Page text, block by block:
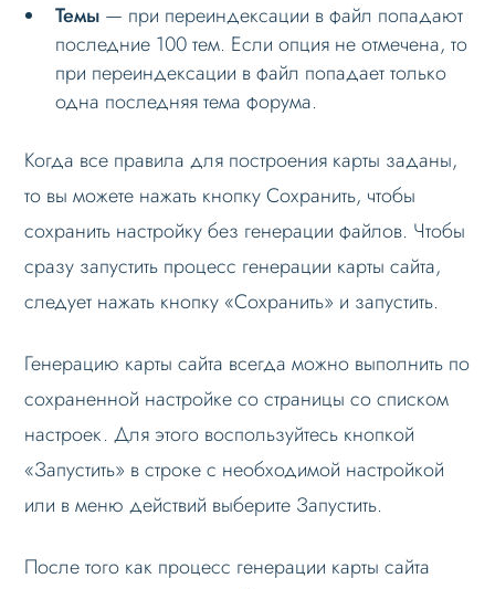
Темы — при переиндексации в файл попадают
последние 100 тем. Если опция не отмечена, то
при переиндексации в файл попадает только
одна последняя тема форума.
Когда все правила для построения карты заданы,
то вы можете нажать кнопку Сохранить, чтобы
сохранить настройку без генерации файлов. Чтобы
сразу запустить процесс генерации карты сайта,
следует нажать кнопку «Сохранить» и запустить.
Генерацию карты сайта всегда можно выполнить по
сохраненной настройке со страницы со списком
настроек. Для этого воспользуйтесь кнопкой
«Запустить» в строке с необходимой настройкой
или в меню действий выберите Запустить.
После того как процесс генерации карты сайта